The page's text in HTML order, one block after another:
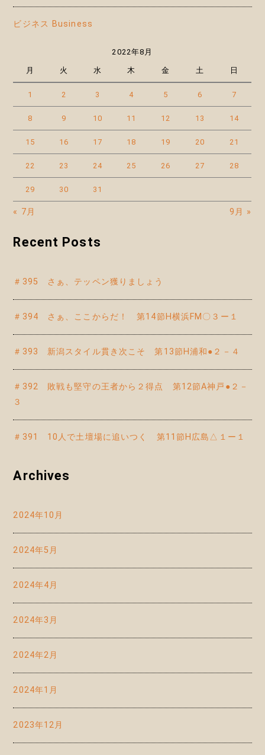
ビジネス Business
2022年8月
月 火 水 木 金 土 日
1 2 3 4 5 6 7
8 9 10 11 12 13 14
15 16 17 18 19 20 21
22 23 24 25 26 27 28
29 30 31
« 7月 9月 »
Recent Posts
＃395 さぁ、テッペン獲りましょう
＃394 さぁ、ここからだ！ 第14節H横浜FM〇３ー１
＃393 新潟スタイル貫き次こそ 第13節H浦和●２－４
＃392 敗戦も堅守の王者から２得点 第12節A神戸●２－
３
＃391 10人で土壇場に追いつく 第11節H広島△１ー１
Archives
2024年10月
2024年5月
2024年4月
2024年3月
2024年2月
2024年1月
2023年12月